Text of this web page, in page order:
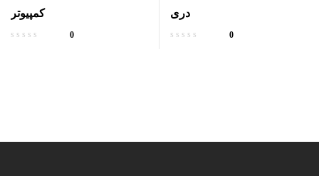
کمپیوتر
0
دری
0